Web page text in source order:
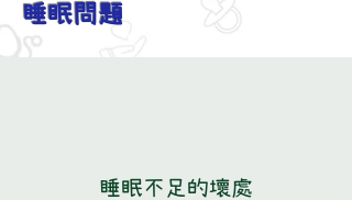
睡眠問題
睡眠不足的壞處